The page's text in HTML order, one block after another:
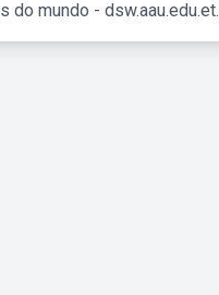
mundo - dsw.aau.edu.et.